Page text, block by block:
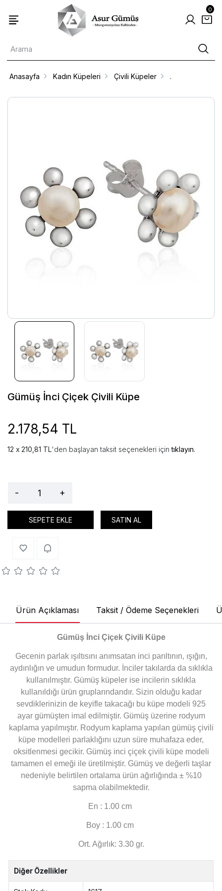
0
Anasayfa Kadın Küpeleri Çivili Küpeler .
Gümüş İnci Çiçek Çivili Küpe
2.178,54 TL
210,81 TL'den başlayan taksit seçenekleri içintıklayın.
- +
SEPETE EKLE SATIN AL
Ürün Açıklaması Taksit / Ödeme Seçenekleri
Gümüş İnci Çiçek Çivili Küpe
Gecenin parlak ışıltısını anımsatan inci parıltının, ışığın,
aydınlığın ve umudun formudur. İnciler takılarda da sıklıkla
kullanılmıştır. Gümüş küpeler ise incilerin sıklıkla
kullanıldığı ürün gruplarındandır. Sizin olduğu kadar
sevdiklerinizin de keyifle takacağı bu küpe modeli 925
ayar gümüşten imal edilmiştir. Gümüş üzerine rodyum
kaplama yapılmıştır. Rodyum kaplama yapılan gümüş çivili
küpe modelleri parlaklığını uzun süre muhafaza eder,
oksitlenmesi gecikir. Gümüş inci çiçek çivili küpe modeli
tamamen el emeği ile üretilmiştir. Gümüş ve değerli taşlar
nedeniyle belirtilen ortalama ürün ağırlığında ± %10
sapma olabilmektedir.
En : 1.00 cm
Boy : 1.00 cm
Ort. Ağırlık: 3.30 gr.
Diğer Özellikler